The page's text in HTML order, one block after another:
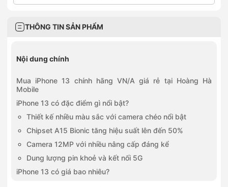
THÔNG TIN SẢN PHẨM
Nội dung chính
Mua iPhone 13 chính hãng VN/A giá rẻ tại Hoàng Hà
Mobile
iPhone 13 có đặc điểm gì nổi bật?
Thiết kế nhiều màu sắc với camera chéo nổi bật
Chipset A15 Bionic tăng hiệu suất lên đến 50%
Camera 12MP với nhiều nâng cấp đáng kể
Dung lượng pin khoẻ và kết nối 5G
iPhone 13 có giá bao nhiêu?